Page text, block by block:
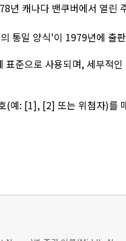
캐나다 밴쿠버에서 열린
통일 양식'이 1979년에 출
표준으로 사용되며, 세부
(예: [1], [2] 또는 위첨자)를